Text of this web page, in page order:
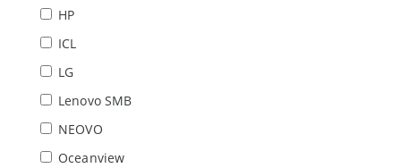
HP
ICL
LG
Lenovo SMB
NEOVO
Oceanview